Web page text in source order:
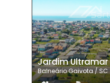
Jardim Ultramar
Balneário Gaivota / SC